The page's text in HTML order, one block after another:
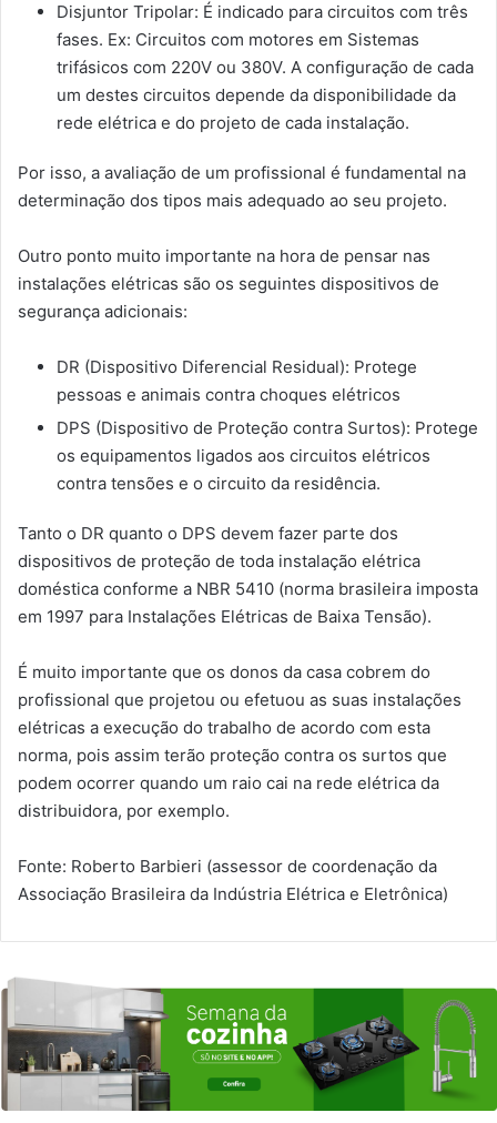
Disjuntor Tripolar: É indicado para circuitos com três
fases. Ex: Circuitos com motores em Sistemas
trifásicos com 220V ou 380V. A configuração de cada
um destes circuitos depende da disponibilidade da
rede elétrica e do projeto de cada instalação.
Por isso, a avaliação de um profissional é fundamental na
determinação dos tipos mais adequado ao seu projeto.
Outro ponto muito importante na hora de pensar nas
instalações elétricas são os seguintes dispositivos de
segurança adicionais:
DR (Dispositivo Diferencial Residual): Protege
pessoas e animais contra choques elétricos
DPS (Dispositivo de Proteção contra Surtos): Protege
os equipamentos ligados aos circuitos elétricos
contra tensões e o circuito da residência.
Tanto o DR quanto o DPS devem fazer parte dos
dispositivos de proteção de toda instalação elétrica
doméstica conforme a NBR 5410 (norma brasileira imposta
em 1997 para Instalações Elétricas de Baixa Tensão).
É muito importante que os donos da casa cobrem do
profissional que projetou ou efetuou as suas instalações
elétricas a execução do trabalho de acordo com esta
norma, pois assim terão proteção contra os surtos que
podem ocorrer quando um raio cai na rede elétrica da
distribuidora, por exemplo.
Fonte: Roberto Barbieri (assessor de coordenação da
Associação Brasileira da Indústria Elétrica e Eletrônica)